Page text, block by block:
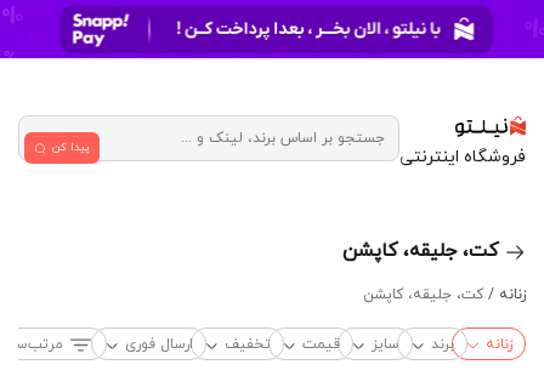
فروشگاه اینترنتی پیدا کن
کت، جلیقه، کاپشن
زنانه / کت، جلیقه، کاپشن
زنانه برند سایز قیمت تخفیف ارسال فوری